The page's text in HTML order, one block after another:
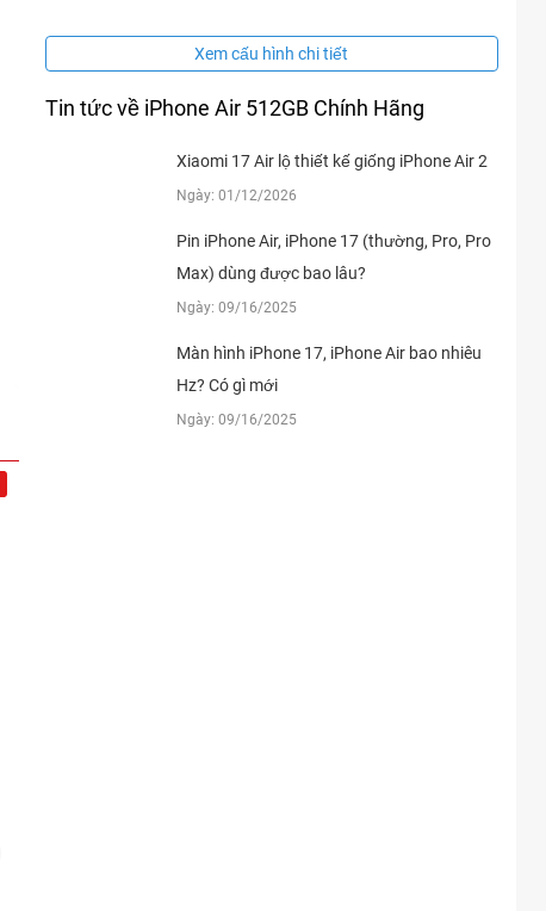
Xem cấu hình chi tiết
Tin tức về iPhone Air 512GB Chính Hãng
Xiaomi 17 Air lộ thiết kế giống iPhone Air 2
Ngày: 01/12/2026
Pin iPhone Air, iPhone 17 (thường, Pro, Pro
Max) dùng được bao lâu?
Ngày: 09/16/2025
Màn hình iPhone 17, iPhone Air bao nhiêu
Hz? Có gì mới
Ngày: 09/16/2025